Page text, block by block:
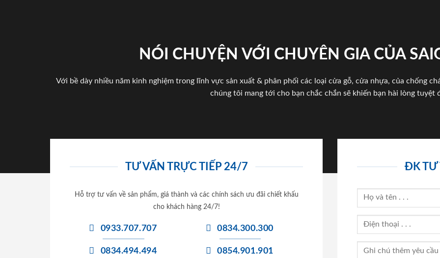
NÓI CHUYỆN VỚI CHUYÊN GIA CỦA
Với bề dày nhiều năm kinh nghiệm trong lĩnh vực sản xuất & phân phối các loại cửa gỗ, cửa nhựa, của chống
chúng tôi mang tới cho bạn chắc chắn sẽ khiến bạn hài lòng tuyệt
TƯ VẤN TRỰC TIẾP 24/7
Hỗ trợ tư vấn về sản phẩm, giá thành và các chính sách ưu đãi chiết khấu
cho khách hàng 24/7!
0933.707.707
0834.494.494
0834.300.300
0854.901.901
ĐK TƯ